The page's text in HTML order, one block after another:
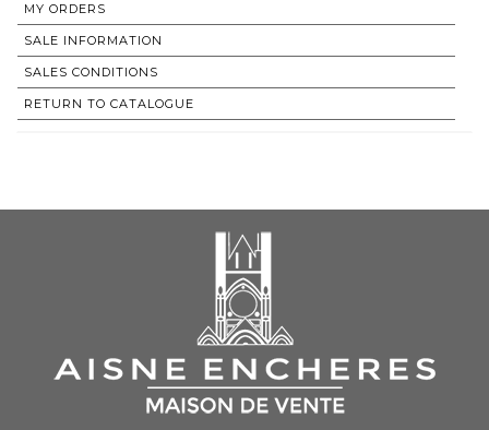
MY ORDERS
SALE INFORMATION
SALES CONDITIONS
RETURN TO CATALOGUE